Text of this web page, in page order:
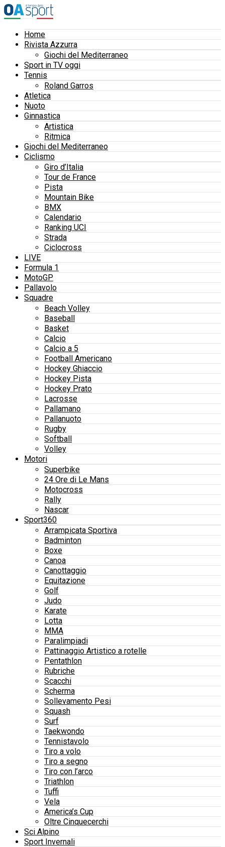
Home
Rivista Azzurra
Giochi del Mediterraneo
Sport in TV oggi
Tennis
Roland Garros
Atletica
Nuoto
Ginnastica
Artistica
Ritmica
Giochi del Mediterraneo
Ciclismo
Giro d’Italia
Tour de France
Pista
Mountain Bike
BMX
Calendario
Ranking UCI
Strada
Ciclocross
LIVE
Formula 1
MotoGP
Pallavolo
Squadre
Beach Volley
Baseball
Basket
Calcio
Calcio a 5
Football Americano
Hockey Ghiaccio
Hockey Pista
Hockey Prato
Lacrosse
Pallamano
Pallanuoto
Rugby
Softball
Volley
Motori
Superbike
24 Ore di Le Mans
Motocross
Rally
Nascar
Sport360
Arrampicata Sportiva
Badminton
Boxe
Canoa
Canottaggio
Equitazione
Golf
Judo
Karate
Lotta
MMA
Paralimpiadi
Pattinaggio Artistico a rotelle
Pentathlon
Rubriche
Scacchi
Scherma
Sollevamento Pesi
Squash
Surf
Taekwondo
Tennistavolo
Tiro a volo
Tiro a segno
Tiro con l’arco
Triathlon
Tuffi
Vela
America’s Cup
Oltre Cinquecerchi
Sci Alpino
Sport Invernali